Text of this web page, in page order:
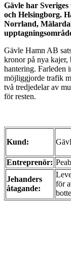
Gävle har
och Helsingborg.
Norrland,
Gävle Hamn AB
kronor på nya
hantering. Farleden
möjliggjorde trafik
två tredjedelar av
för resten.
Kund:
Entreprenör:
Jehanders
åtagande:
för